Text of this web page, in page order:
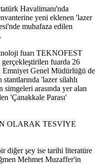
Havalimanı'nda
yeni eklenen 'lazer
muhafaza edilen
fuarı TEKNOFEST
gerçekleştirilen fuarda 26
Genel Müdürlüğü de
'lazer silahlı
simgeleri arasında yer alan
'Çanakkale Parası'
OLARAK TESVİYE
diğer şey ise tarihi literatüre
Mehmet Muzaffer'in